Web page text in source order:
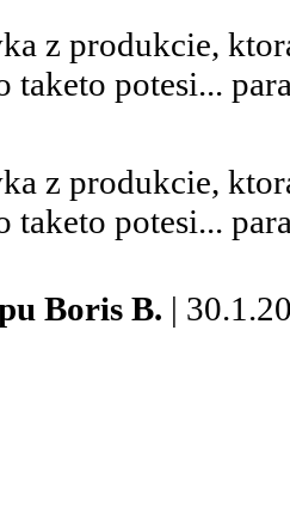
z produkcie,
taketo potesi...
z produkcie,
taketo potesi...
Boris B. |